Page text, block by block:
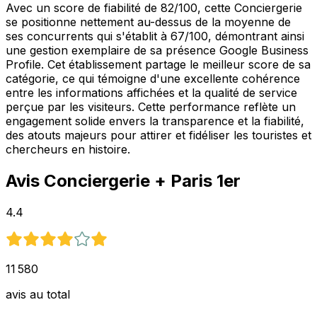
Avec un score de fiabilité de 82/100, cette Conciergerie
se positionne nettement au-dessus de la moyenne de
ses concurrents qui s'établit à 67/100, démontrant ainsi
une gestion exemplaire de sa présence Google Business
Profile. Cet établissement partage le meilleur score de sa
catégorie, ce qui témoigne d'une excellente cohérence
entre les informations affichées et la qualité de service
perçue par les visiteurs. Cette performance reflète un
engagement solide envers la transparence et la fiabilité,
des atouts majeurs pour attirer et fidéliser les touristes et
chercheurs en histoire.
Avis Conciergerie + Paris 1er
4.4
11 580
avis au total